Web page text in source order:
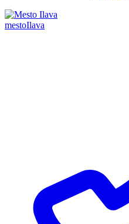
mestoIlava